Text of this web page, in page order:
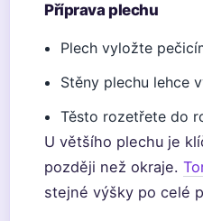
Příprava plechu
Plech vyložte
Stěny plechu lehce
Těsto rozetřete do
U většího plechu je
později než okraje.
stejné výšky po celé